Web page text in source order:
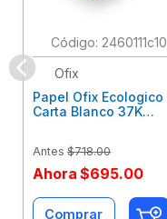
: 2460111c10
Ofix
Papel Ofix Ecologico
Carta Blanco 37K
Antes $718.00
Ahora $695.00
Comprar